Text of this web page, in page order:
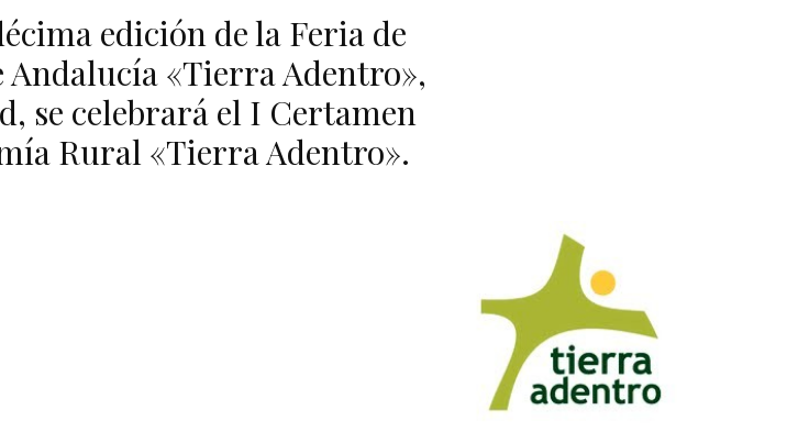
edición de la Feria de
«Tierra Adentro»,
se celebrará el I Certamen
Rural «Tierra Adentro».